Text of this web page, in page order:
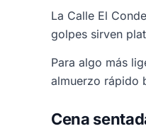
La Calle El
golpes sirven
Para algo más
almuerzo rápido
Cena